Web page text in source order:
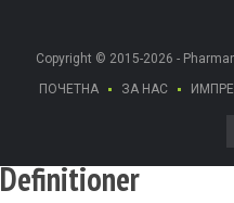
Copyright © 2015-2026 -
ПОЧЕТНА
ЗА НАС
Definitioner